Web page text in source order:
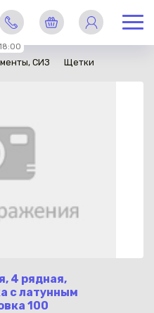
СИЗ Щетки
4 рядная,
с латунным
100